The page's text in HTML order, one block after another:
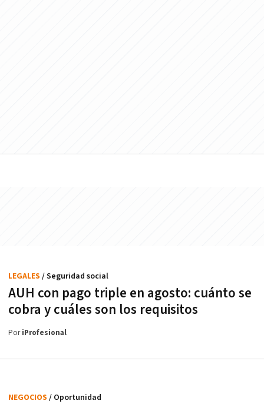
AUH con pago triple en agosto: cuánto se
cobra y cuáles son los requisitos
LEGALES / Seguridad social
PoriProfesional
NEGOCIOS / Oportunidad